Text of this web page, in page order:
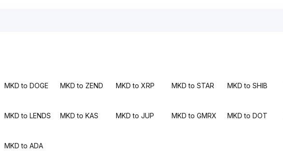
MKD to DOGE MKD to ZEND MKD to XRP MKD to STAR MKD to SHIB
MKD to LENDS MKD to KAS MKD to JUP MKD to GMRX MKD to DOT
MKD to ADA